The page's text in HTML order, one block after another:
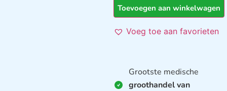
Toevoegen aan winkelwagen
Voeg toe aan favorieten
Grootste medische
groothandel van